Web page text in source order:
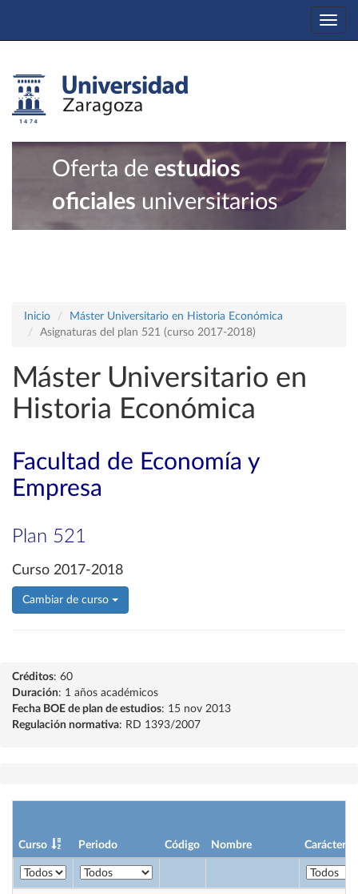
Oferta de estudios
oficiales universitarios
Inicio
Máster Universitario en Historia Económica
Asignaturas del plan 521 (curso 2017-2018)
Máster Universitario en
Historia Económica
Facultad de Economía y
Empresa
Plan 521
Curso 2017-2018
Cambiar de curso
Créditos: 60
Duración: 1 años académicos
Fecha BOE de plan de estudios: 15 nov 2013
Regulación normativa: RD 1393/2007
Curso Periodo Código Nombre Carácter